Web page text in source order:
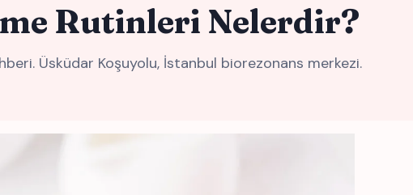
Rutinleri Nelerdir?
Üsküdar Koşuyolu, İstanbul biorezonans merkezi.